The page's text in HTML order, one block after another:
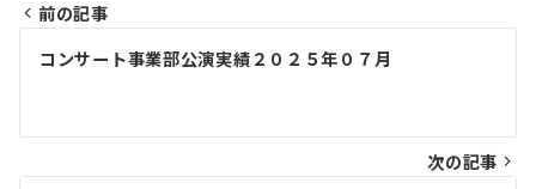
投
ナ
ビ
前の記事
コンサート事業部公演実績２０２５年０７月
次の記事